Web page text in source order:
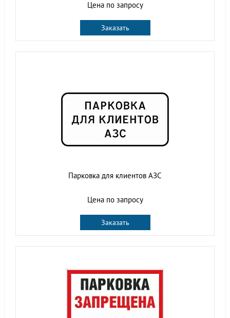
Цена по запросу
Заказать
Парковка для клиентов АЗС
Цена по запросу
Заказать